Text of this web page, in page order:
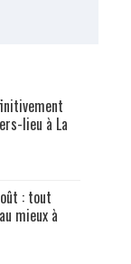
lieu à La
: tout
mieux à